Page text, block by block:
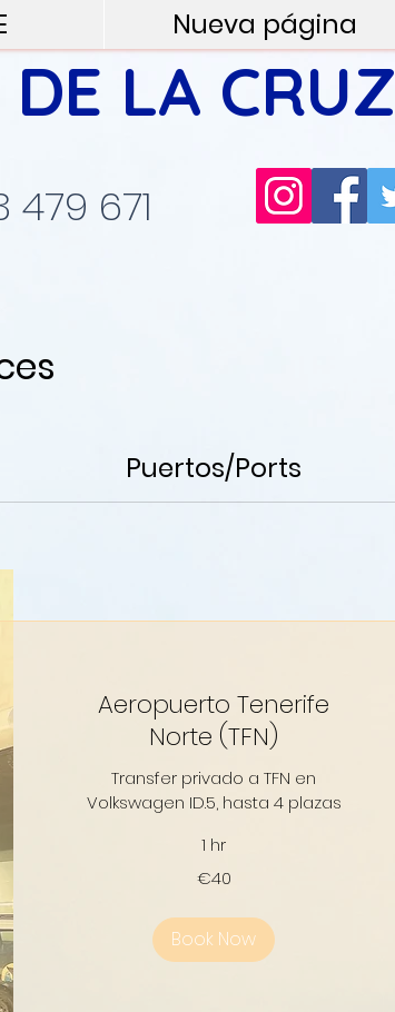
Nueva página
LA CRUZ
671
Puertos/Ports
Aeropuerto Tenerife
Norte (TFN)
Transfer privado a TFN en
Volkswagen ID.5, hasta 4 plazas
1 hr
€40
Book Now